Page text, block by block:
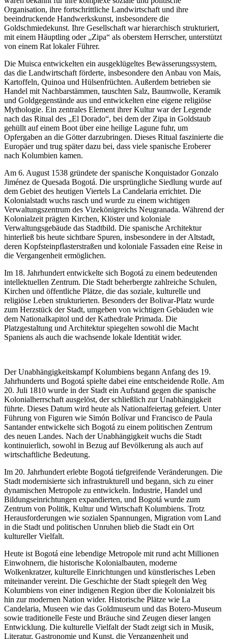
Organisation, ihre fortschrittliche Landwirtschaft und ihre
beeindruckende Handwerkskunst, insbesondere die
Goldschmiedekunst. Ihre Gesellschaft war hierarchisch strukturiert,
mit einem Häuptling oder „Zipa“ als oberstem Herrscher, unterstützt
von einem Rat lokaler Führer.
Die Muisca entwickelten ein ausgeklügeltes Bewässerungssystem,
das die Landwirtschaft förderte, insbesondere den Anbau von Mais,
Kartoffeln, Quinoa und Hülsenfrüchten. Außerdem betrieben sie
Handel mit Nachbarstämmen, tauschten Salz, Baumwolle, Keramik
und Goldgegenstände aus und entwickelten eine eigene religiöse
Mythologie. Ein zentrales Element ihrer Kultur war der Legende
nach das Ritual des „El Dorado“, bei dem der Zipa in Goldstaub
gehüllt auf einem Boot über eine heilige Lagune fuhr, um
Opfergaben an die Götter darzubringen. Dieses Ritual faszinierte die
Europäer und trug später dazu bei, dass viele spanische Eroberer
nach Kolumbien kamen.
Am 6. August 1538 gründete der spanische Konquistador Gonzalo
Jiménez de Quesada Bogotá. Die ursprüngliche Siedlung wurde auf
dem Gebiet des heutigen Viertels La Candelaria errichtet. Die
Kolonialstadt wuchs rasch und wurde zu einem wichtigen
Verwaltungszentrum des Vizekönigreichs Neugranada. Während der
Kolonialzeit prägten Kirchen, Klöster und koloniale
Verwaltungsgebäude das Stadtbild. Die spanische Architektur
hinterließ bis heute sichtbare Spuren, insbesondere in der Altstadt,
deren Kopfsteinpflasterstraßen und koloniale Fassaden eine Reise in
die Vergangenheit ermöglichen.
Im 18. Jahrhundert entwickelte sich Bogotá zu einem bedeutenden
intellektuellen Zentrum. Die Stadt beherbergte zahlreiche Schulen,
Kirchen und öffentliche Plätze, die das soziale, kulturelle und
religiöse Leben strukturierten. Besonders der Bolivar-Platz wurde
zum Herzstück der Stadt, umgeben von wichtigen Gebäuden wie
dem Nationalkapitol und der Kathedrale Primada. Die
Platzgestaltung und Architektur spiegelten sowohl die Macht
Spaniens als auch die wachsende lokale Identität wider.
Der Unabhängigkeitskampf Kolumbiens begann Anfang des 19.
Jahrhunderts und Bogotá spielte dabei eine entscheidende Rolle. Am
20. Juli 1810 wurde in der Stadt ein Aufstand gegen die spanische
Kolonialherrschaft ausgelöst, der schließlich zur Unabhängigkeit
führte. Dieses Datum wird heute als Nationalfeiertag gefeiert. Unter
Führung von Figuren wie Simón Bolívar und Francisco de Paula
Santander entwickelte sich Bogotá zu einem politischen Zentrum
des neuen Landes. Nach der Unabhängigkeit wuchs die Stadt
kontinuierlich, sowohl in Bezug auf Bevölkerung als auch auf
wirtschaftliche Bedeutung.
Im 20. Jahrhundert erlebte Bogotá tiefgreifende Veränderungen. Die
Stadt modernisierte sich infrastrukturell und begann, sich zu einer
dynamischen Metropole zu entwickeln. Industrie, Handel und
Bildungseinrichtungen expandierten, und Bogotá wurde zum
Zentrum von Politik, Kultur und Wirtschaft Kolumbiens. Trotz
Herausforderungen wie sozialen Spannungen, Migration vom Land
in die Stadt und politischen Unruhen blieb die Stadt ein Ort
kultureller Vielfalt.
Heute ist Bogotá eine lebendige Metropole mit rund acht Millionen
Einwohnern, die historische Kolonialbauten, moderne
Wolkenkratzer, kulturelle Einrichtungen und künstlerisches Leben
miteinander vereint. Die Geschichte der Stadt spiegelt den Weg
Kolumbiens von einer indigenen Region über die Kolonialzeit bis
hin zur modernen Nation wider. Historische Plätze wie La
Candelaria, Museen wie das Goldmuseum und das Botero-Museum
sowie traditionelle Feste und Bräuche sind Zeugen dieser langen
Entwicklung. Die kulturelle Vielfalt der Stadt zeigt sich in Musik,
Literatur, Gastronomie und Kunst, die Vergangenheit und